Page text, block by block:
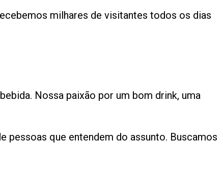
milhares de visitantes todos os dias
Nossa paixão por um bom drink, uma
pessoas que entendem do assunto. Buscamos